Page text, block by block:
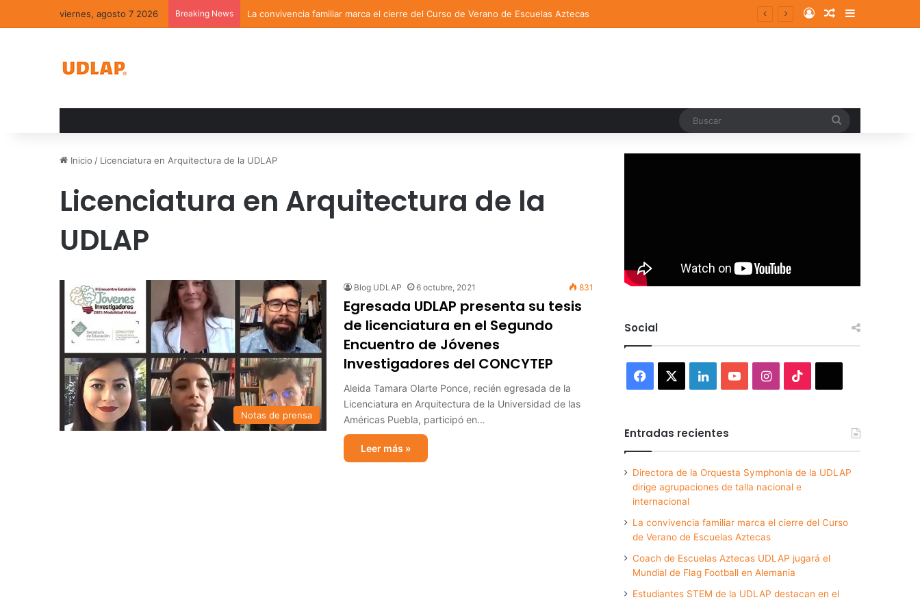
viernes, agosto 7 2026 Breaking News La convivencia familiar marca el cierre del Curso de Verano de Escuelas Aztecas Log InRandom Article
Sidebar
Inicio / Licenciatura en Arquitectura de la UDLAP
Licenciatura en Arquitectura de la
UDLAP
Notas de prensa
Blog UDLAP 6 octubre, 2021 831
Egresada UDLAP presenta su tesis
de licenciatura en el Segundo
Encuentro de Jóvenes
Investigadores del CONCYTEP
Aleida Tamara Olarte Ponce, recién egresada de la
Licenciatura en Arquitectura de la Universidad de las
Américas Puebla, participó en…
Leer más »
Social
Facebook LinkedInYouTubeInstagram
Entradas recientes
Directora de la Orquesta Symphonia de la UDLAP
dirige agrupaciones de talla nacional e
internacional
La convivencia familiar marca el cierre del Curso
de Verano de Escuelas Aztecas
Coach de Escuelas Aztecas UDLAP jugará el
Mundial de Flag Football en Alemania
Estudiantes STEM de la UDLAP destacan en el